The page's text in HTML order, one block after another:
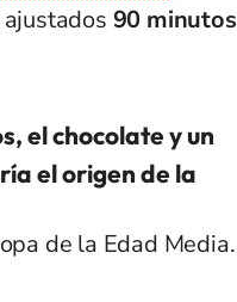
90 minutos
el chocolate y un
el origen de la
de la Edad Media.